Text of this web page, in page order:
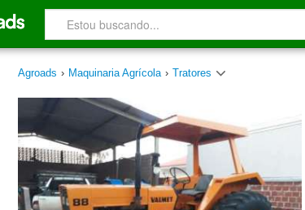
Agroads › Maquinaria Agrícola › Tratores